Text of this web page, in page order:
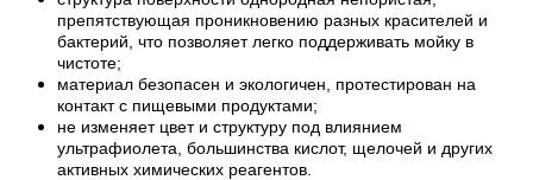
препятствующая проникновению разных красителей и
бактерий, что позволяет легко поддерживать мойку в
чистоте;
материал безопасен и экологичен, протестирован на
контакт с пищевыми продуктами;
не изменяет цвет и структуру под влиянием
ультрафиолета, большинства кислот, щелочей и других
активных химических реагентов.